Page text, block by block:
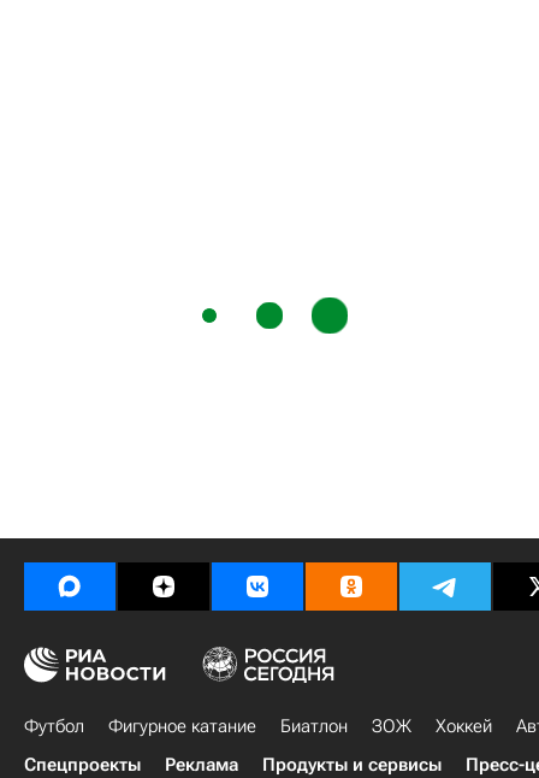
Футбол Фигурное катание Биатлон ЗОЖ Хоккей
Спецпроекты
Реклама Продукты и сервисы Пресс-